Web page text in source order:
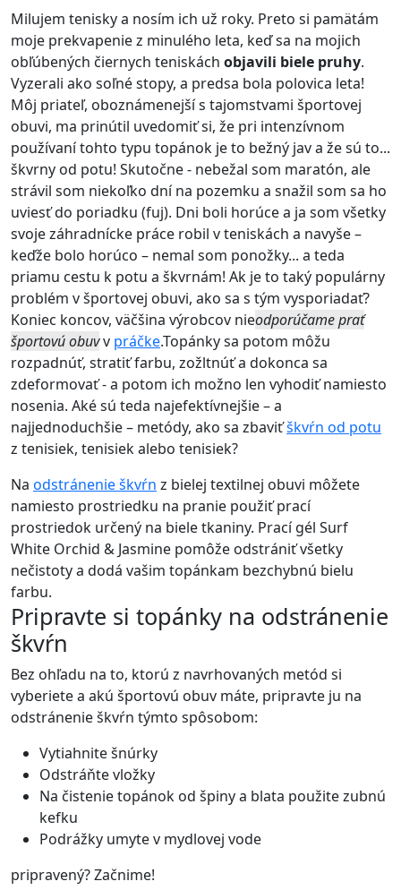
Milujem tenisky a nosím ich už roky. Preto si pamätám
moje prekvapenie z minulého leta, keď sa na mojich
obľúbených čiernych teniskách objavili biele pruhy.
Vyzerali ako soľné stopy, a predsa bola polovica leta!
Môj priateľ, oboznámenejší s tajomstvami športovej
obuvi, ma prinútil uvedomiť si, že pri intenzívnom
používaní tohto typu topánok je to bežný jav a že sú to...
škvrny od potu! Skutočne - nebežal som maratón, ale
strávil som niekoľko dní na pozemku a snažil som sa ho
uviesť do poriadku (fuj). Dni boli horúce a ja som všetky
svoje záhradnícke práce robil v teniskách a navyše –
keďže bolo horúco – nemal som ponožky... a teda
priamu cestu k potu a škvrnám! Ak je to taký populárny
problém v športovej obuvi, ako sa s tým vysporiadať?
Koniec koncov, väčšina výrobcov nieodporúčame prať
športovú obuvv práčke.Topánky sa potom môžu
rozpadnúť, stratiť farbu, zožltnúť a dokonca sa
zdeformovať - a potom ich možno len vyhodiť namiesto
nosenia. Aké sú teda najefektívnejšie – a
najjednoduchšie – metódy, ako sa zbaviťškvŕn od potu
z tenisiek, tenisiek alebo tenisiek?
Na odstránenie škvŕn z bielej textilnej obuvi môžete
namiesto prostriedku na pranie použiť prací
prostriedok určený na biele tkaniny. Prací gél Surf
White Orchid & Jasmine pomôže odstrániť všetky
nečistoty a dodá vašim topánkam bezchybnú bielu
farbu.
Pripravte si topánky na odstránenie
škvŕn
Bez ohľadu na to, ktorú z navrhovaných metód si
vyberiete a akú športovú obuv máte, pripravte ju na
odstránenie škvŕn týmto spôsobom:
Vytiahnite šnúrky
Odstráňte vložky
Na čistenie topánok od špiny a blata použite zubnú
kefku
Podrážky umyte v mydlovej vode
pripravený? Začnime!